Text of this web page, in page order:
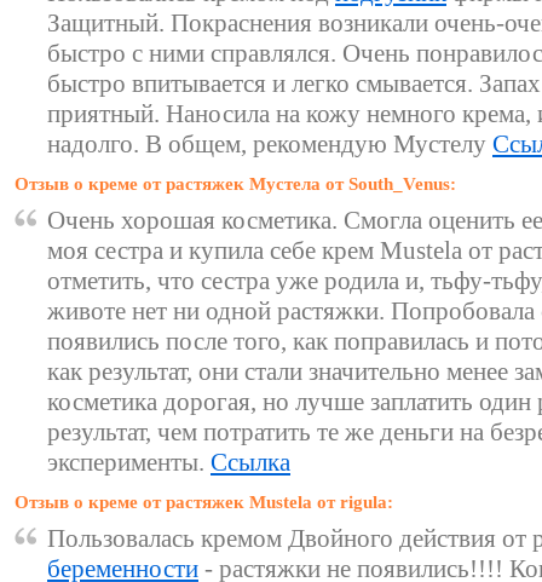
Защитный. Покраснения возникали очень-
быстро с ними справлялся. Очень
быстро впитывается и легко смывается.
приятный. Наносила на кожу немного крема,
надолго. В общем, рекомендую Мустелу
Отзыв о креме от растяжек Мустела от South_Venus:
Очень хорошая косметика. Смогла оценить
моя сестра и купила себе крем Mustela от
отметить, что сестра уже родила и, тьфу-
животе нет ни одной растяжки. Попробовала
появились после того, как поправилась и
как результат, они стали значительно менее
косметика дорогая, но лучше заплатить один
результат, чем потратить те же деньги на
эксперименты. Ссылка
Отзыв о креме от растяжек Mustela от rigula:
Пользовалась кремом Двойного действия от
беременности - растяжки не появились!!!!